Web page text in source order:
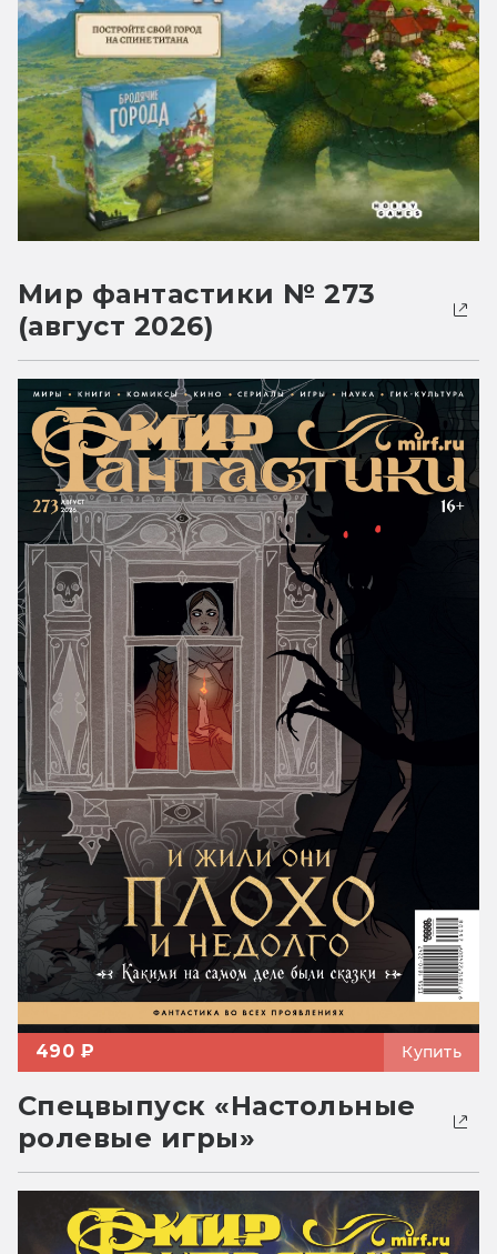
Мир фантастики № 273
(август 2026)
490 ₽ Купить
Спецвыпуск «Настольные
ролевые игры»